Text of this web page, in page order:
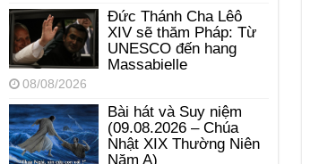
Đức Thánh Cha Lêô
XIV sẽ thăm Pháp: Từ
UNESCO đến hang
Massabielle
08/08/2026
Bài hát và Suy niệm
(09.08.2026 – Chúa
Nhật XIX Thường Niên
Năm A)